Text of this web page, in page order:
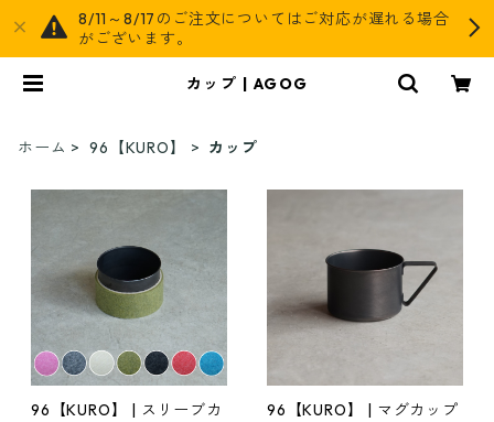
8/11～8/17のご注文についてはご対応が遅れる場合
がございます。
カップ | AGOG
ホーム 96【KURO】 カップ
96【KURO】 | スリーブカ
96【KURO】 | マグカップ